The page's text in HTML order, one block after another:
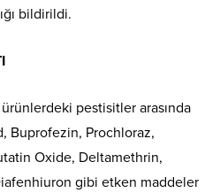
bildirildi.
pestisitler arasında
Buprofezin, Prochloraz,
Oxide, Deltamethrin,
gibi etken maddeler